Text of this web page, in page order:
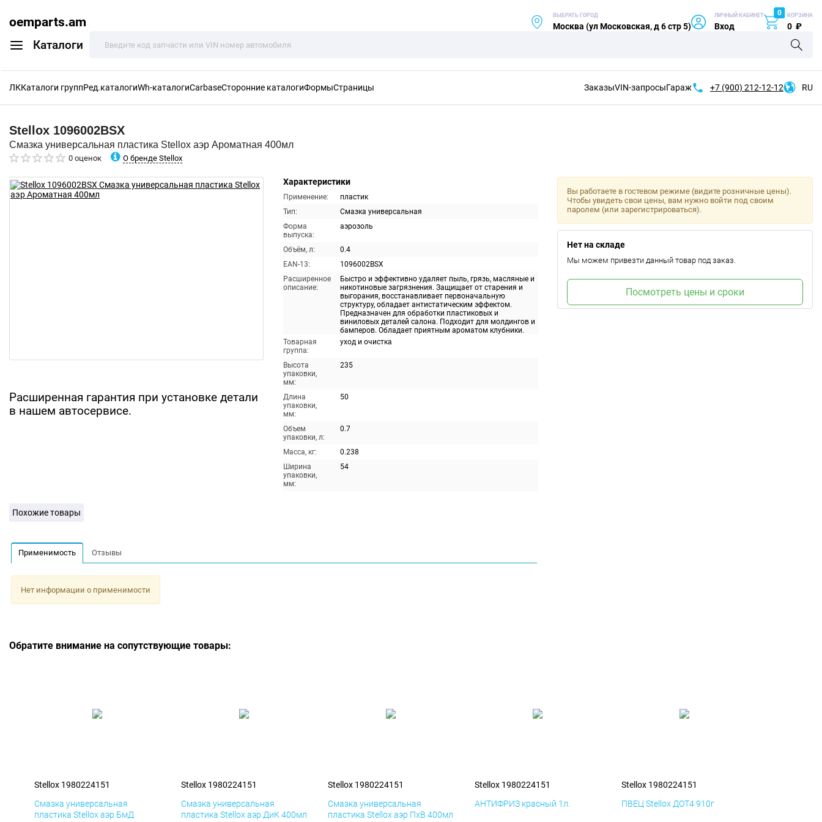
oemparts.am
Каталоги
ВЫБРАТЬ ГОРОД
Москва (ул Московская, д 6 стр 5)
ЛИЧНЫЙ КАБИНЕТ
Вход
0 КОРЗИНА
0 ₽
ЛККаталоги группРед.каталогиWh-каталогиCarbaseСторонние каталогиФормыСтраницы ЗаказыVIN-запросыГараж +7 (900) 212-12-12 RU
Stellox 1096002BSX
Смазка универсальная пластика Stellox аэр Ароматная 400мл
0 оценок О бренде Stellox
Расширенная гарантия при установке детали
в нашем автосервисе.
Характеристики
Применение:
пластик
Тип:
Смазка универсальная
Форма
выпуска:
аэрозоль
Объём, л:
0.4
EAN-13:
1096002BSX
Расширенное
описание:
Быстро и эффективно удаляет пыль, грязь, масляные и
никотиновые загрязнения. Защищает от старения и
выгорания, восстанавливает первоначальную
структуру, обладает антистатическим эффектом.
Предназначен для обработки пластиковых и
виниловых деталей салона. Подходит для молдингов и
бамперов. Обладает приятным ароматом клубники.
Товарная
группа:
уход и очистка
Высота
упаковки,
мм:
235
Длина
упаковки,
мм:
50
Объем
упаковки, л:
0.7
Масса, кг:
0.238
Ширина
упаковки,
мм:
54
Вы работаете в гостевом режиме (видите розничные цены).
Чтобы увидеть свои цены, вам нужно войти под своим
паролем (или зарегистрироваться).
Нет на складе
Мы можем привезти данный товар под заказ.
Посмотреть цены и сроки
Похожие товары
Применимость Отзывы
Нет информации о применимости
Обратите внимание на сопутствующие товары:
Stellox 1980224151
Смазка универсальная
пластика Stellox аэр БмД
Stellox 1980224151
Смазка универсальная
пластика Stellox аэр ДиК 400мл
Stellox 1980224151
Смазка универсальная
пластика Stellox аэр ПхВ 400мл
Stellox 1980224151
АНТИФРИЗ красный 1л.
Stellox 1980224151
ПВЕЦ Stellox ДОТ4 910г